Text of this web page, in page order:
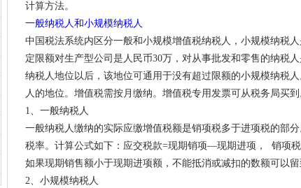
计算方法。
一般纳税人和小规模纳税人
中国税法系统内区分一般和小规模增值税纳税人，小规模纳税
定限额对生产型公司是人民币30万，对从事批发和零售的纳税
纳税人地位以后，该地位可通用于没有超过限额的小规模纳税
人的地位。增值税需按月缴纳。增值税专用发票可从税务局买到
1、一般纳税人
一般纳税人缴纳的实际应缴增值税额是销项税多于进项税的部
税率。计算公式如下：应交税款=现期销项—现期进项， 销项
如果现期销售额小于现期进项额，不能抵消或减扣的数额可以留
2、小规模纳税人